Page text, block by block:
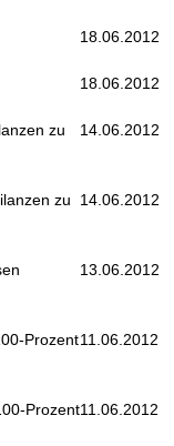
18.06.2012
18.06.2012
zu
14.06.2012
zu
14.06.2012
13.06.2012
Prozent11.06.2012
Prozent11.06.2012